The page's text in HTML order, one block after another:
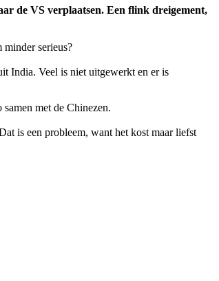
de VS verplaatsen. Een flink dreigement,
serieus?
India. Veel is niet uitgewerkt en er is
met de Chinezen.
is een probleem, want het kost maar liefst